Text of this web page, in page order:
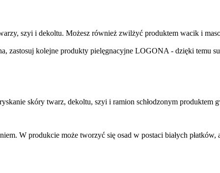
szyi i dekoltu. Możesz również zwilżyć produktem wacik i
zastosuj kolejne produkty pielęgnacyjne LOGONA - dzięki temu
skóry twarz, dekoltu, szyi i ramion schłodzonym produktem
W produkcie może tworzyć się osad w postaci białych